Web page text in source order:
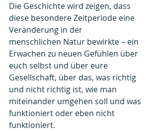
Die Geschichte wird zeigen, dass
diese besondere Zeitperiode eine
Veränderung in der
menschlichen Natur bewirkte – ein
Erwachen zu neuen Gefühlen über
euch selbst und über eure
Gesellschaft, über das, was richtig
und nicht richtig ist, wie man
miteinander umgehen soll und was
funktioniert oder eben nicht
funktioniert.